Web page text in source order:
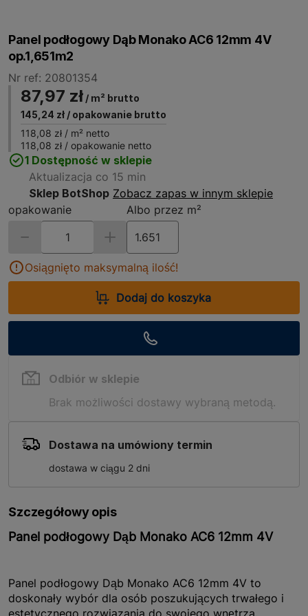
Panel podłogowy Dąb Monako AC6 12mm 4V
op.1,651m2
Nr ref: 20801354
87,97 zł / m² brutto
145,24 zł / opakowanie brutto
118,08 zł / m² netto
118,08 zł / opakowanie netto
1 Dostępność w sklepie
Aktualizacja co 15 min
Sklep BotShop Zobacz zapas w innym sklepie
opakowanie
Albo przez m²
Osiągnięto maksymalną ilość!
Dodaj do koszyka
Odbiór w sklepie
Brak możliwości dostawy wybraną metodą.
Dostawa na umówiony termin
dostawa w ciągu 2 dni
Szczegółowy opis
Panel podłogowy Dąb Monako AC6 12mm 4V
Panel podłogowy Dąb Monako AC6 12mm 4V to
doskonały wybór dla osób poszukujących trwałego i
estetycznego rozwiązania do swojego wnętrza.